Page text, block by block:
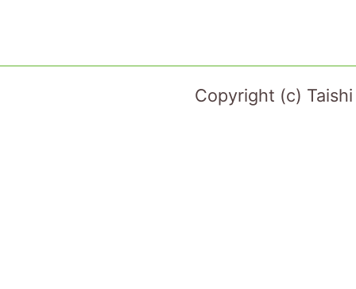
Copyright (c)